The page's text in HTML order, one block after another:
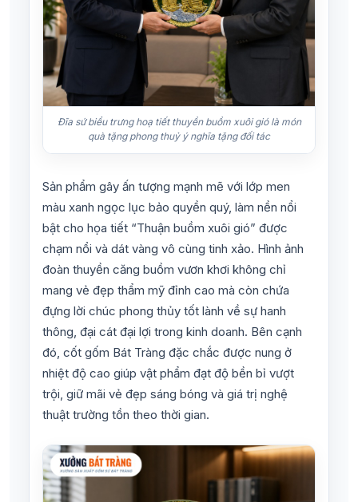
Đĩa sứ biểu trưng hoạ tiết thuyền buồm xuôi gió là món
quà tặng phong thuỷ ý nghĩa tặng đối tác
Sản phẩm gây ấn tượng mạnh mẽ với lớp men
màu xanh ngọc lục bảo quyền quý, làm nền nổi
bật cho họa tiết “Thuận buồm xuôi gió” được
chạm nổi và dát vàng vô cùng tinh xảo. Hình ảnh
đoàn thuyền căng buồm vươn khơi không chỉ
mang vẻ đẹp thẩm mỹ đỉnh cao mà còn chứa
đựng lời chúc phong thủy tốt lành về sự hanh
thông, đại cát đại lợi trong kinh doanh. Bên cạnh
đó, cốt gốm Bát Tràng đặc chắc được nung ở
nhiệt độ cao giúp vật phẩm đạt độ bền bỉ vượt
trội, giữ mãi vẻ đẹp sáng bóng và giá trị nghệ
thuật trường tồn theo thời gian.